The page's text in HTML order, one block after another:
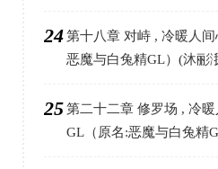
24第十八章 对峙 , 冷暖人
恶魔与白兔精GL）(沐彨
25第二十二章 修罗场 , 冷
GL（原名:恶魔与白兔精